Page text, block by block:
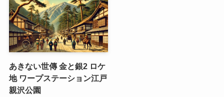
あきない世傳 金と銀2 ロケ
地 ワープステーション江戸
親沢公園